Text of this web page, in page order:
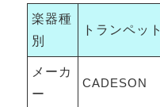
楽器種
別
トランペット
メーカ
ー
CADESON